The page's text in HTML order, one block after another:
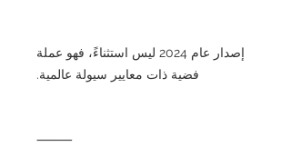
إصدار عام 2024 ليس استثناءً، فهو عملة
فضية ذات معايير سيولة عالمية.
⸻